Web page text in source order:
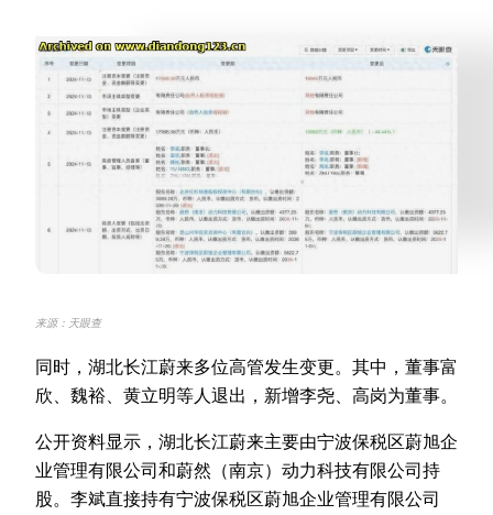
来源：天眼查
同时，湖北长江蔚来多位高管发生变更。其中，董事富
欣、魏裕、黄立明等人退出，新增李尧、高岗为董事。
公开资料显示，湖北长江蔚来主要由宁波保税区蔚旭企
业管理有限公司和蔚然（南京）动力科技有限公司持
股。李斌直接持有宁波保税区蔚旭企业管理有限公司